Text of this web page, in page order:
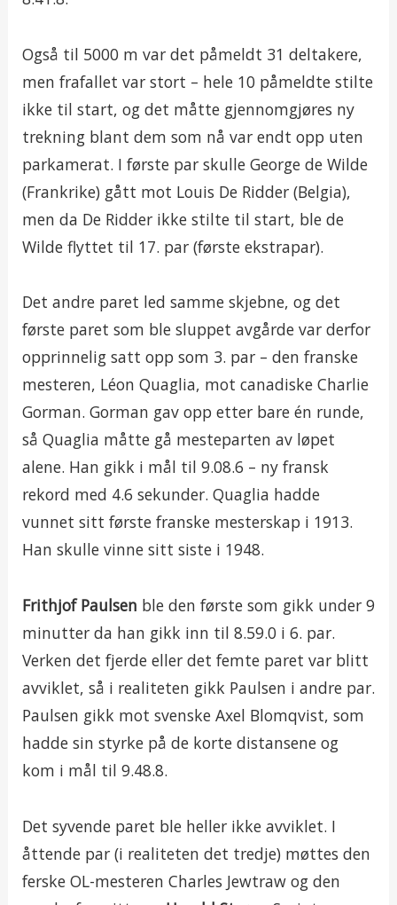
Også til 5000 m var det påmeldt 31 deltakere,
men frafallet var stort – hele 10 påmeldte stilte
ikke til start, og det måtte gjennomgjøres ny
trekning blant dem som nå var endt opp uten
parkamerat. I første par skulle George de Wilde
(Frankrike) gått mot Louis De Ridder (Belgia),
men da De Ridder ikke stilte til start, ble de
Wilde flyttet til 17. par (første ekstrapar).
Det andre paret led samme skjebne, og det
første paret som ble sluppet avgårde var derfor
opprinnelig satt opp som 3. par – den franske
mesteren, Léon Quaglia, mot canadiske Charlie
Gorman. Gorman gav opp etter bare én runde,
så Quaglia måtte gå mesteparten av løpet
alene. Han gikk i mål til 9.08.6 – ny fransk
rekord med 4.6 sekunder. Quaglia hadde
vunnet sitt første franske mesterskap i 1913.
Han skulle vinne sitt siste i 1948.
Frithjof Paulsen ble den første som gikk under 9
minutter da han gikk inn til 8.59.0 i 6. par.
Verken det fjerde eller det femte paret var blitt
avviklet, så i realiteten gikk Paulsen i andre par.
Paulsen gikk mot svenske Axel Blomqvist, som
hadde sin styrke på de korte distansene og
kom i mål til 9.48.8.
Det syvende paret ble heller ikke avviklet. I
åttende par (i realiteten det tredje) møttes den
ferske OL-mesteren Charles Jewtraw og den